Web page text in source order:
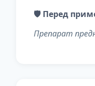
🛡️ Перед
Препарат